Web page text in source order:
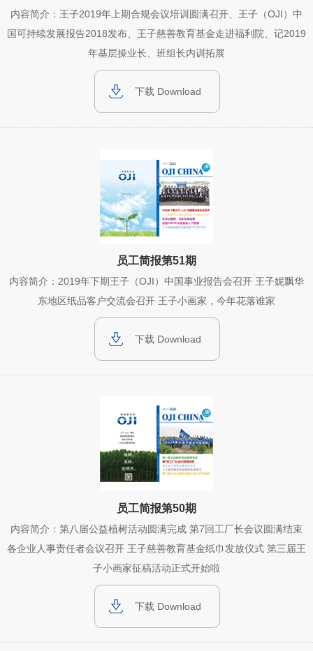
内容简介：王子2019年上期合规会议培训圆满召开、王子（OJI）中
国可持续发展报告2018发布、王子慈善教育基金走进福利院、记2019
年基层操业长、班组长内训拓展
下载 Download
员工简报第51期
内容简介：2019年下期王子（OJI）中国事业报告会召开 王子妮飘华
东地区纸品客户交流会召开 王子小画家，今年花落谁家
下载 Download
员工简报第50期
内容简介：第八届公益植树活动圆满完成 第7回工厂长会议圆满结束
各企业人事责任者会议召开 王子慈善教育基金纸巾发放仪式 第三届王
子小画家征稿活动正式开始啦
下载 Download